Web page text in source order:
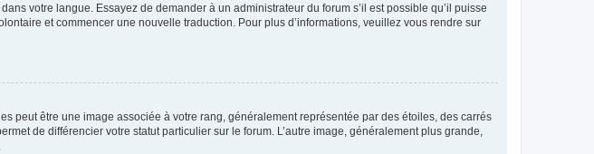
votre langue. Essayez de demander à un administrateur du forum s’il est possible qu’il puisse
et commencer une nouvelle traduction. Pour plus d’informations, veuillez vous rendre sur
peut être une image associée à votre rang, généralement représentée par des étoiles, des carrés
de différencier votre statut particulier sur le forum. L’autre image, généralement plus grande,